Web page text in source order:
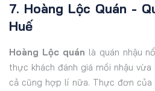
7. Hoàng Lộc Quán -
Huế
Hoàng Lộc quán là quán nhậu
thực khách đánh giá mồi nhậu
cả cũng hợp lí nữa. Thực đơn của